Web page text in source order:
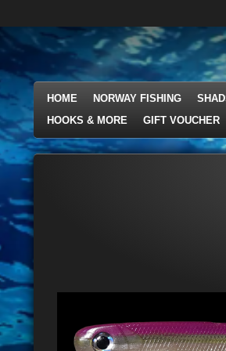
HOME
NORWAY FISHING
HOOKS & MORE
GIFT VOUCHER